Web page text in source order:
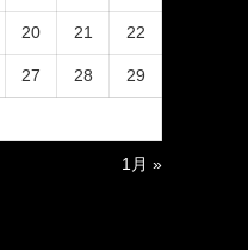
20 21 22
27 28 29
1月 »